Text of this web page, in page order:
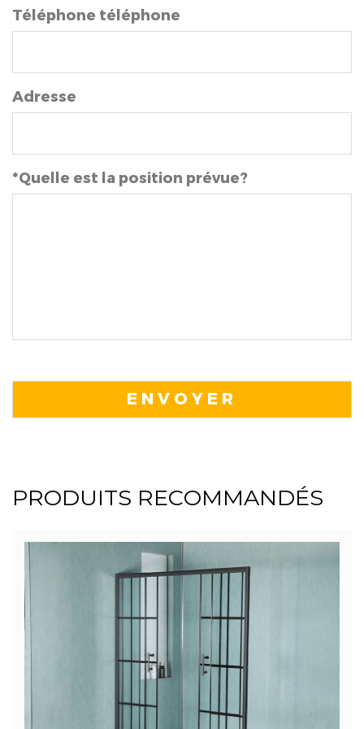
Téléphone téléphone
Adresse
*Quelle est la position prévue?
PRODUITS RECOMMANDÉS